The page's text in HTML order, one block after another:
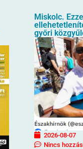
Miskolc.
győri
2026-08-07
Nincs